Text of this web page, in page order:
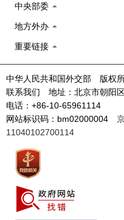
中央部委
地方外办
重要链接
中华人民共和国外交部 版权
联系我们 地址：北京市朝阳
电话：+86-10-65961114
网站标识码：bm02000004
11040102700114